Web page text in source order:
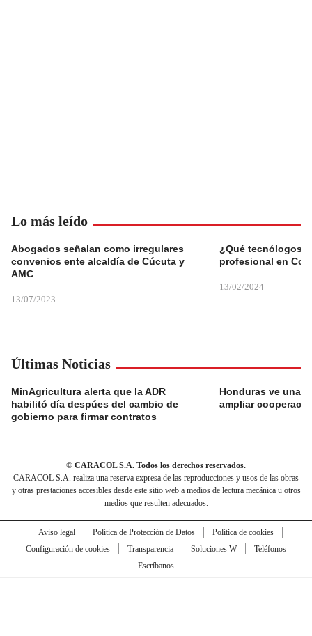
Lo más leído
Abogados señalan como irregulares
convenios ente alcaldía de Cúcuta y
AMC
13/07/2023
¿Qué tecnólogos
profesional en
13/02/2024
Últimas Noticias
MinAgricultura alerta que la ADR
habilitó día despúes del cambio de
gobierno para firmar contratos
Honduras ve una
ampliar
© CARACOL S.A. Todos los derechos reservados.
CARACOL S.A. realiza una reserva expresa de las reproducciones y usos de las obras
y otras prestaciones accesibles desde este sitio web a medios de lectura mecánica u otros
medios que resulten adecuados.
Aviso legal Política de Protección de Datos
Política de cookies
Configuración de cookies
Transparencia Soluciones W
Teléfonos
Escríbanos